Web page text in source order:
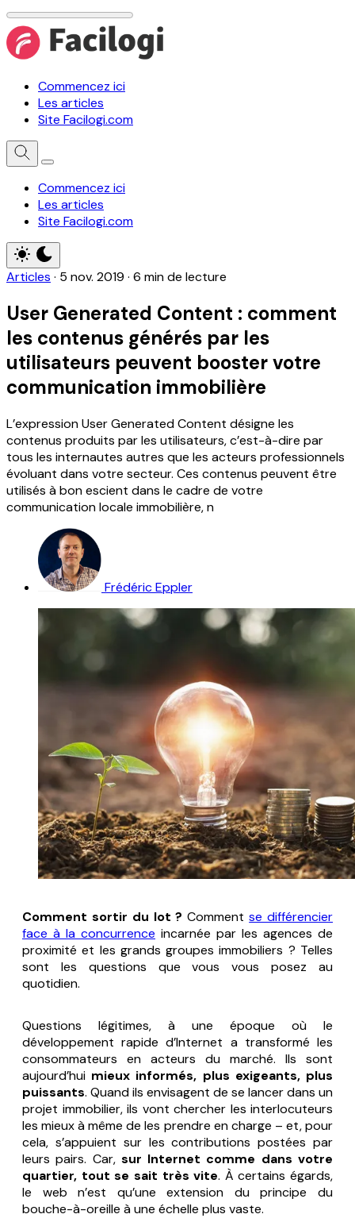
Commencez ici
Les articles
Site Facilogi.com
Commencez ici
Les articles
Site Facilogi.com
Articles · 5 nov. 2019 · 6 min de lecture
User Generated Content : comment
les contenus générés par les
utilisateurs peuvent booster votre
communication immobilière
L’expression User Generated Content désigne les
contenus produits par les utilisateurs, c’est-à-dire par
tous les internautes autres que les acteurs professionnels
évoluant dans votre secteur. Ces contenus peuvent être
utilisés à bon escient dans le cadre de votre
communication locale immobilière, n
Frédéric Eppler
Comment sortir du lot ? Commentse différencier
face à la concurrence incarnée par les agences de
proximité et les grands groupes immobiliers ? Telles
sont les questions que vous vous posez au
quotidien.
Questions légitimes, à une époque où le
développement rapide d’Internet a transformé les
consommateurs en acteurs du marché. Ils sont
aujourd’hui mieux informés, plus exigeants, plus
puissants. Quand ils envisagent de se lancer dans un
projet immobilier, ils vont chercher les interlocuteurs
les mieux à même de les prendre en charge – et, pour
cela, s’appuient sur les contributions postées par
leurs pairs. Car, sur Internet comme dans votre
quartier, tout se sait très vite. À certains égards,
le web n’est qu’une extension du principe du
bouche-à-oreille à une échelle plus vaste.